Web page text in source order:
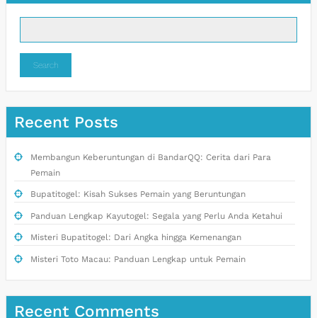
Search
Recent Posts
Membangun Keberuntungan di BandarQQ: Cerita dari Para
Pemain
Bupatitogel: Kisah Sukses Pemain yang Beruntungan
Panduan Lengkap Kayutogel: Segala yang Perlu Anda Ketahui
Misteri Bupatitogel: Dari Angka hingga Kemenangan
Misteri Toto Macau: Panduan Lengkap untuk Pemain
Recent Comments